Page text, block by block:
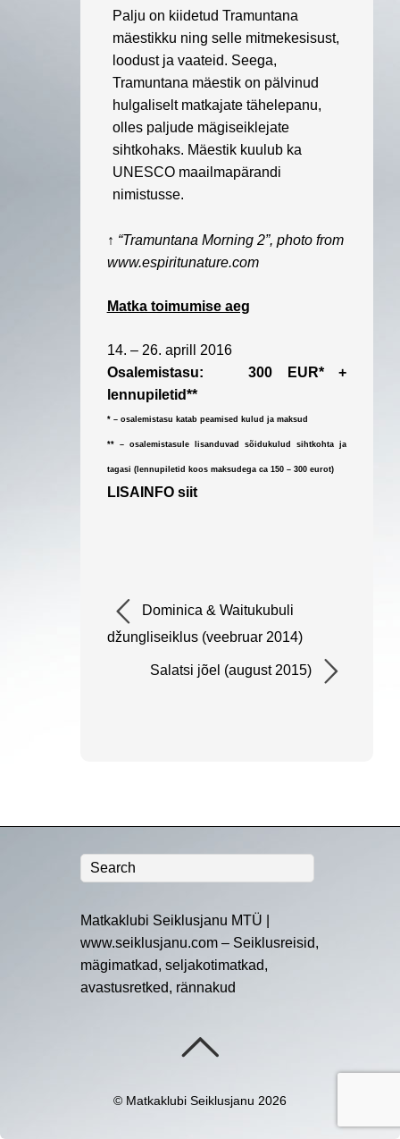
Palju on kiidetud Tramuntana
mäestikku ning selle mitmekesisust,
loodust ja vaateid. Seega,
Tramuntana mäestik on pälvinud
hulgaliselt matkajate tähelepanu,
olles paljude mägiseiklejate
sihtkohaks. Mäestik kuulub ka
UNESCO maailmapärandi
nimistusse.
↑ “Tramuntana Morning 2”, photo from
www.espiritunature.com
Matka toimumise aeg
14. – 26. aprill 2016
Osalemistasu: 300 EUR* +
lennupiletid**
* – osalemistasu katab peamised kulud ja maksud
** – osalemistasule lisanduvad sõidukulud sihtkohta ja
tagasi (lennupiletid koos maksudega ca 150 – 300 eurot)
LISAINFO siit
Dominica & Waitukubuli
džungliseiklus (veebruar 2014)
Salatsi jõel (august 2015)
Matkaklubi Seiklusjanu MTÜ |
www.seiklusjanu.com – Seiklusreisid,
mägimatkad, seljakotimatkad,
avastusretked, rännakud
© Matkaklubi Seiklusjanu 2026